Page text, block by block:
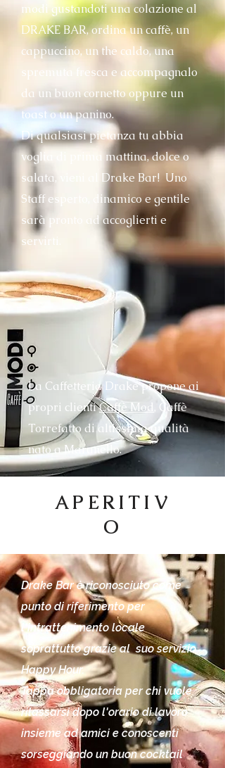
modi gustandoti una colazione al
DRAKE BAR, ordina un caffè, un
cappuccino, un the caldo, una
spremuta fresca e accompagnalo
da un buon cornetto oppure un
toast o un panino.
Di qualsiasi pietanza tu abbia
voglia di prima mattina, dolce o
salata, vieni al Drake Bar!Uno
Staff esperto, dinamico e gentile
sarà pronto ad accoglierti e
servirti.
La Caffetteria Drake propone ai
propri clientiCaffè Mod , Caffè
Torrefatto di altissima qualità
nato a Maranello.
APERITIV
O
Drake Bar è riconosciuto come
punto di riferimento per
l'intrattenimento locale
soprattutto grazie al suo servizio
Happy Hour.
Tappa obbligatoria per chi vuole
rilassarsi dopo l'orario di lavoro
insieme ad amici e conoscenti
sorseggiando un buon cocktail